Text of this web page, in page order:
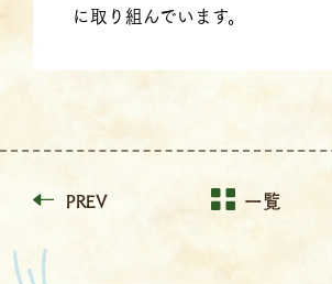
に取り組んでいます。
PREV 一覧